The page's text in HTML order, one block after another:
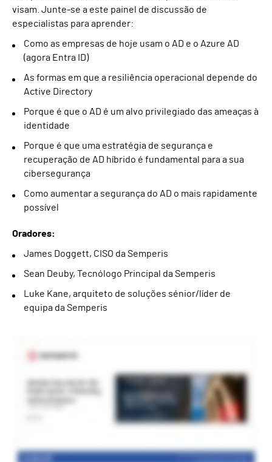
visam. Junte-se a este painel de discussão de
especialistas para aprender:
Como as empresas de hoje usam o AD e o Azure AD
(agora Entra ID)
As formas em que a resiliência operacional depende do
Active Directory
Porque é que o AD é um alvo privilegiado das ameaças à
identidade
Porque é que uma estratégia de segurança e
recuperação de AD híbrido é fundamental para a sua
cibersegurança
Como aumentar a segurança do AD o mais rapidamente
possível
Oradores:
James Doggett, CISO da Semperis
Sean Deuby, Tecnólogo Principal da Semperis
Luke Kane, arquiteto de soluções sénior/líder de
equipa da Semperis